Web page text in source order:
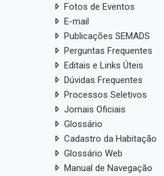
Fotos de Eventos
E-mail
Publicações SEMADS
Perguntas Frequentes
Editais e Links Úteis
Dúvidas Frequentes
Processos Seletivos
Jornais Oficiais
Glossário
Cadastro da Habitação
Glossário Web
Manual de Navegação